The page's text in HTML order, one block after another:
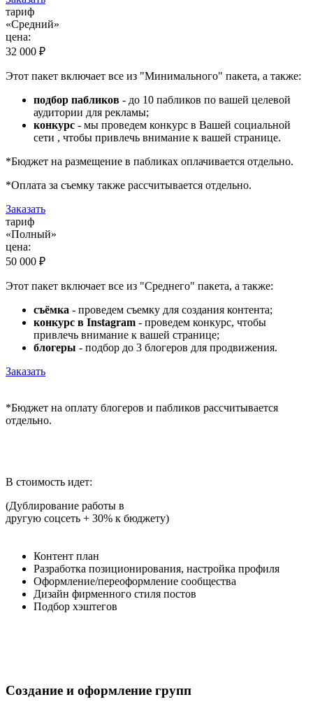
тариф
«Средний»
цена:
32 000 ₽
Этот пакет включает все из "Минимального" пакета, а также:
подбор пабликов - до 10 пабликов по вашей целевой
аудитории для рекламы;
конкурс - мы проведем конкурс в Вашей социальной
сети , чтобы привлечь внимание к вашей странице.
*Бюджет на размещение в пабликах оплачивается отдельно.
*Оплата за съемку также рассчитывается отдельно.
Заказать
тариф
«Полный»
цена:
50 000 ₽
Этот пакет включает все из "Среднего" пакета, а также:
съёмка - проведем съемку для создания контента;
конкурс в Instagram - проведем конкурс, чтобы
привлечь внимание к вашей странице;
блогеры - подбор до 3 блогеров для продвижения.
Заказать
*Бюджет на оплату блогеров и пабликов рассчитывается
отдельно.
В стоимость идет:
(Дублирование работы в
другую соцсеть + 30% к бюджету)
Контент план
Разработка позиционирования, настройка профиля
Оформление/переоформление сообщества
Дизайн фирменного стиля постов
Подбор хэштегов
Создание и оформление групп